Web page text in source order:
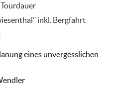
inkl. Bergfahrt
eines unvergesslichen